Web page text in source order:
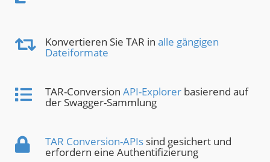
Konvertieren Sie TAR in alle gängigen
Dateiformate
TAR-Conversion API-Explorer basierend auf
der Swagger-Sammlung
TAR Conversion-APIs sind gesichert und
erfordern eine Authentifizierung